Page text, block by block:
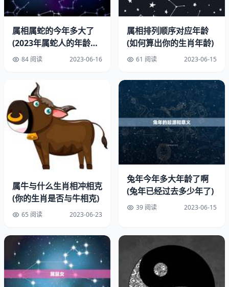
为代表性的动物，分别对应十二个地支，形成了十二生肖。
这些神兽包括鼠、牛、虎、兔、龙、蛇、马、羊、猴、鸡、
狗、猪。
时间的推移，十二生肖逐渐成为了中国农历历法的重要组成
的常用语言，还与人们的生肖有着密切的关系。有自己的生
肖，而生肖的不同也会影响到一个人的性格、命运等方面。
二、文化意义
十二生肖在中国传统文化中有着深刻的文化意义。它代表了
中国人民对于自然界的敬畏和崇拜。在古代，人们对于自然
界的认识非常有限，很多自然现象都被视为神秘的力量。而
十二生肖则将这些神秘的力量化为了具体的形象，使人们更
加容易理解和。
十二生肖也代表了中国人民对于家庭、社会和的重视。在中
国传统文化中，家庭、社会和都被视为一个整体，应该为整
体的利益而努力。而十二生肖则将这种观念体现得，每个生
肖都有自己的特点和意义，代表着不同的观和人生方法。
三、传统习俗
属相属蛇的今年多大了
(2023年属蛇人的年龄计
算方法)
84 阅读 2023-06-16
属相排列顺序对应年龄
(如何算出你的生肖年龄)
61 阅读 2023-06-15
属牛与什么生肖相冲相克
(你的生肖是否与牛相克)
65 阅读 2023-06-23
兔年今年多大年龄了啊
(兔年已经过去多少年了)
39 阅读 2023-06-15